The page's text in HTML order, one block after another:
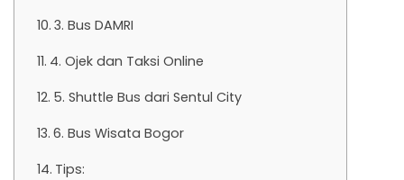
3. Bus DAMRI
4. Ojek dan Taksi Online
5. Shuttle Bus dari Sentul City
6. Bus Wisata Bogor
Tips: